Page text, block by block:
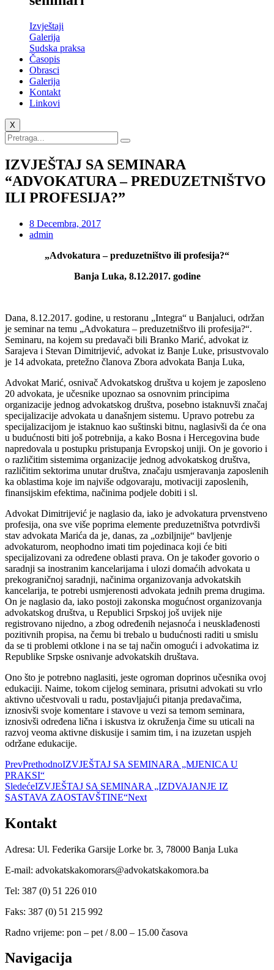
Izvještaji
Galerija
Sudska praksa
Časopis
Obrasci
Galerija
Kontakt
Linkovi
X
IZVJEŠTAJ SA SEMINARA
“ADVOKATURA – PREDUZETNIŠTVO
ILI PROFESIJA?”
8 Decembra, 2017
admin
„Advokatura – preduzetništvo ili profesija?“
Banja Luka, 8.12.2017. godine
Dana, 8.12.2017. godine, u restoranu „Integra“ u Banjaluci, održan
je seminar na temu „Advokatura – preduzetništvo ili profesija?“.
Seminaru, na kojem su predavači bili Branko Marić, advokat iz
Sarajeva i Stevan Dimitrijević, advokat iz Banje Luke, prisustvovalo
je 14 advokata, pretežno članova Zbora advokata Banja Luka,
Advokat Marić, osnivač Advokatskog društva u kojem je zaposleno
20 advokata, je učesnike upoznao sa osnovnim principima
organizacije jednog advokatskog društva, posebno istaknuvši značaj
specijalizacije advokata u današnjem sistemu. Upravo potrebu za
specijalizacijom je istaknuo kao suštinski bitnu, naglasivši da će ona
u budućnosti biti još potrebnija, a kako Bosna i Hercegovina bude
napredovala u postupku pristupanja Evropskoj uniji. On je govorio i
o različitim sistemima organizacije jednog advokatskog društva,
različitim sektorima unutar društva, značaju usmjeravanja zaposlenih
ka oblastima koje im najviše odgovaraju, motivaciji zaposlenih,
finansijskim efektima, načinima podjele dobiti i sl.
Advokat Dimitrijević je naglasio da, iako je advokatura prvenstveno
profesija, ona sve više poprima elemente preduzetništva potvrdivši
stav advokata Marića da je, danas, za „ozbiljnije“ bavljenje
advokaturom, neophodno imati tim pojedinaca koji će biti
specijalizovani za određene oblasti prava. On je također govorio o
saradnji sa inostranim kancelarijama i ulozi domaćih advokata u
prekograničnoj saradnji, načinima organizovanja advokatskih
kancelarija, te potrebi usmjerenosti advokata jednih prema drugima.
On je naglasio da, iako postoji zakonska mogućnost organizovanja
advokatskog društva, u Republici Srpskoj još uvijek nije
registrovano nijedno, a zbog određenih nejasnoća i neusklađenosti
pozitivnih propisa, na čemu bi trebalo u budućnosti raditi u smislu
da se ti problemi otklone i na se taj način omogući i advokatima iz
Republike Srpske osnivanje advokatskih društava.
Ono što je potrebno naglasiti, jeste ogroman doprinos učesnika ovoj
edukaciji. Naime, tokom cijelog seminara, prisutni advokati su vrlo
aktivno učestvovali u radu, postavljajući pitanja predavačima,
iznosivši svoje komentare i stavove u vezi sa temom seminara,
iznosivši određena lična i iskustva iz okruženja čime su uticali na
razvoj veoma aktivne diskusije i samim tim, i na izuzetan uspjeh
održane edukacije.
PrevPrethodnoIZVJEŠTAJ SA SEMINARA „MJENICA U
PRAKSI“
SledećeIZVJEŠTAJ SA SEMINARA „IZDVAJANJE IZ
SASTAVA ZAOSTAVŠTINE“Next
Kontakt
Adresa: Ul. Federika Garsije Lorke br. 3, 78000 Banja Luka
E-mail: advokatskakomorars@advokatskakomora.ba
Tel: 387 (0) 51 226 010
Faks: 387 (0) 51 215 992
Radno vrijeme: pon – pet / 8.00 – 15.00 časova
Navigacija